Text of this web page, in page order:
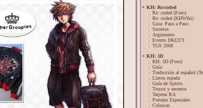
+ KH: Re:coded
Re: coded (Foro)
Re: coded (KHWiki)
Guia: Paso a Paso
Secretos
Argumento
Evento DK£371
TGS 2008
+ KH: 3D
KH: 3D (Foro)
Guía
Traducción al español
Llaves espada
Guía de Spirits
Trucos y secretos
Tarjetas RA
Portales Especiales
Crónicas